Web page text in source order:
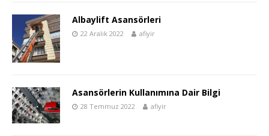
Albaylift Asansörleri
22 Aralık 2022 afiyir
Asansörlerin Kullanımına Dair Bilgi
28 Temmuz 2022 afiyir